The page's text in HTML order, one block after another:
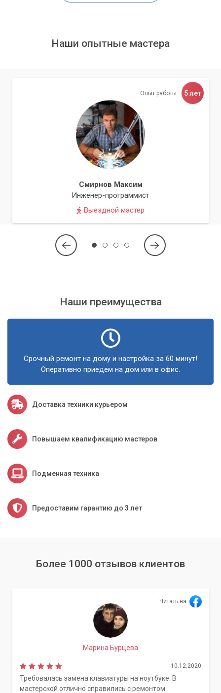
Не все программы удаляют мусорные файлы
эффективно, поэтому может потребоваться
использование нескольких программ для удаления
мусорных файлов
Очистка реестра может привести к проблемам с
работой компьютера, если вы удалите важные записи
Перенос файлов на внешний жесткий диск может
отключится или сломается
Наши опытные мастера
Опыт работы 5 лет
Смирнов Максим
Инженер-программист
Выездной мастер
Наши преимущества
Срочный ремонт на дому и настройка за 60 минут!
Оперативно приедем на дом или в офис.
Доставка техники курьером
Повышаем квалификацию мастеров
Подменная техника
Предоставим гарантию до 3 лет
Более 1000 отзывов клиентов
Читать на
Марина Бурцева
10.12.2020
Требовалась замена клавиатуры на ноутбуке. В
мастерской отлично справились с ремонтом.